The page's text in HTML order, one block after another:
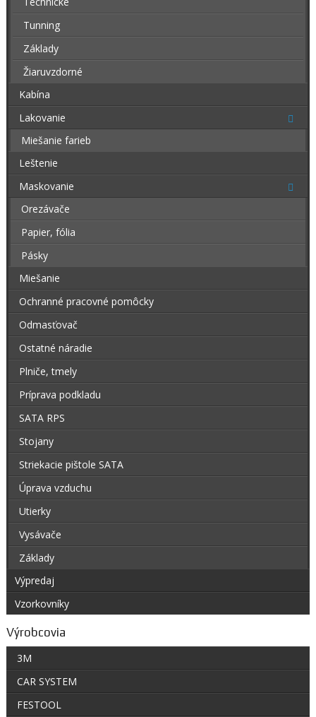
Tunning
Základy
Žiaruvzdorné
Kabína
Lakovanie
Miešanie farieb
Leštenie
Maskovanie
Orezávače
Papier, fólia
Pásky
Miešanie
Ochranné pracovné pomôcky
Odmasťovač
Ostatné náradie
Plniče, tmely
Príprava podkladu
SATA RPS
Stojany
Striekacie pištole SATA
Úprava vzduchu
Utierky
Vysávače
Základy
Výpredaj
Vzorkovníky
Výrobcovia
3M
CAR SYSTEM
FESTOOL